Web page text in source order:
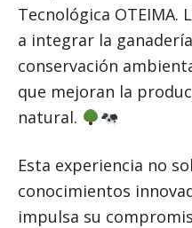
Tecnológica OTEIMA.
a integrar la
conservación
que mejoran la
natural.
Esta experiencia no
conocimientos
impulsa su